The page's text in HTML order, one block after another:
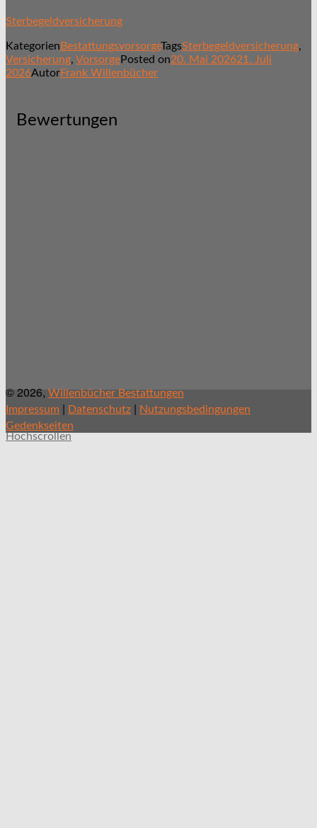
Sterbegeldversicherung
KategorienBestattungsvorsorgeTagsSterbegeldversicherung,
Versicherung, VorsorgePosted on20. Mai 202621. Juli
2026AutorFrank Willenbücher
Bewertungen
© 2026, Willenbücher Bestattungen
Impressum | Datenschutz | Nutzungsbedingungen
Gedenkseiten
Hochscrollen